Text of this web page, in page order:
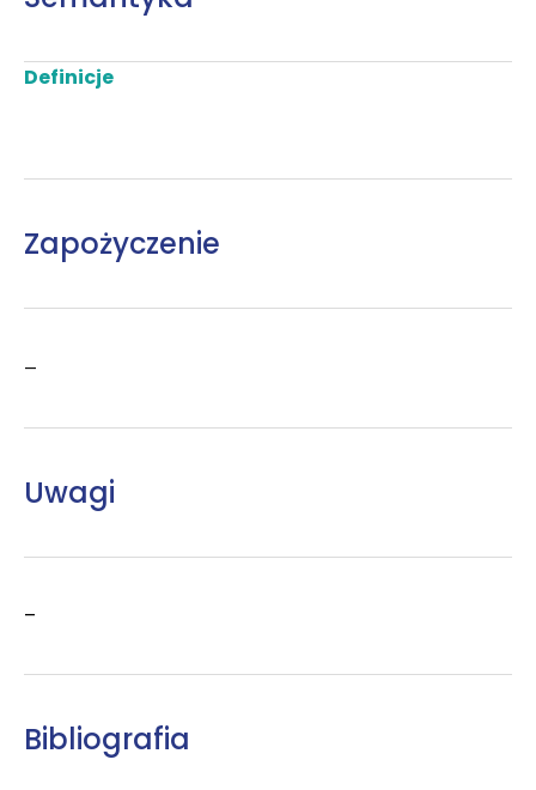
Definicje
Zapożyczenie
–
Uwagi
–
Bibliografia